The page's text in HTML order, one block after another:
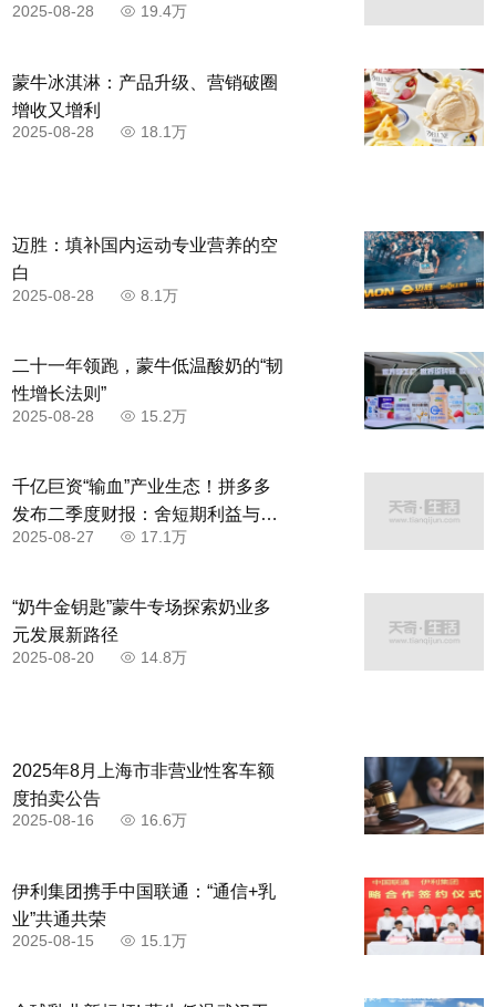
2025-08-28 19.4万
蒙牛冰淇淋：产品升级、营销破圈
增收又增利
2025-08-28 18.1万
迈胜：填补国内运动专业营养的空
白
2025-08-28 8.1万
二十一年领跑，蒙牛低温酸奶的“韧
性增长法则”
2025-08-28 15.2万
千亿巨资“输血”产业生态！拼多多
发布二季度财报：舍短期利益与商
家共赴高质量发展
2025-08-27 17.1万
“奶牛金钥匙”蒙牛专场探索奶业多
元发展新路径
2025-08-20 14.8万
2025年8月上海市非营业性客车额
度拍卖公告
2025-08-16 16.6万
伊利集团携手中国联通：“通信+乳
业”共通共荣
2025-08-15 15.1万